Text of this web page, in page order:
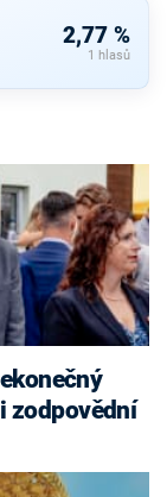
2,77 %
1 hlasů
zodpovědní